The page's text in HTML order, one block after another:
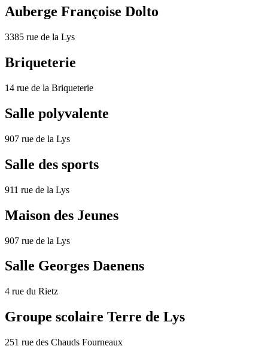
Auberge Françoise Dolto
3385 rue de la Lys
Briqueterie
14 rue de la Briqueterie
Salle polyvalente
907 rue de la Lys
Salle des sports
911 rue de la Lys
Maison des Jeunes
907 rue de la Lys
Salle Georges Daenens
4 rue du Rietz
Groupe scolaire Terre de Lys
251 rue des Chauds Fourneaux